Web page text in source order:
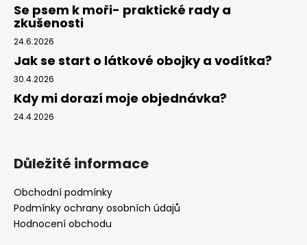
Se psem k moři- praktické rady a
zkušenosti
24.6.2026
Jak se start o látkové obojky a vodítka?
30.4.2026
Kdy mi dorazí moje objednávka?
24.4.2026
Důležité informace
Obchodní podmínky
Podmínky ochrany osobních údajů
Hodnocení obchodu